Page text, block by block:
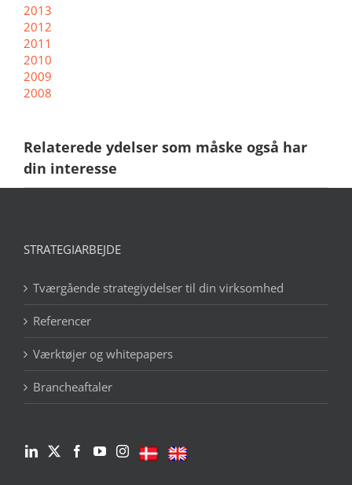
2013
2012
2011
2010
2009
2008
Relaterede ydelser som måske også har
din interesse
STRATEGIARBEJDE
Tværgående strategiydelser til din virksomhed
Referencer
Værktøjer og whitepapers
Brancheaftaler